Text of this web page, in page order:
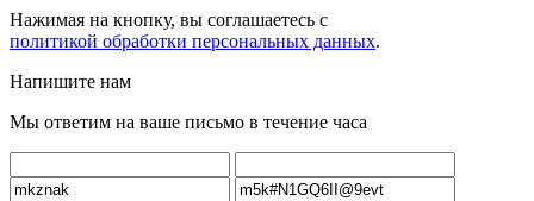
Нажимая на кнопку, вы соглашаетесь с
политикой обработки персональных данных.
Напишите нам
Мы ответим на ваше письмо в течение часа